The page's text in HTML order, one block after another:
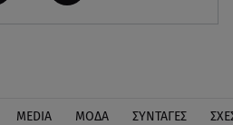
MEDIA ΜΟΔΑ ΣΥΝΤΑΓΕΣ